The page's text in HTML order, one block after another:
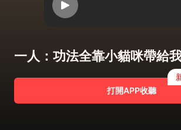
一人：功法全靠小貓咪帶給
打開APP收聽